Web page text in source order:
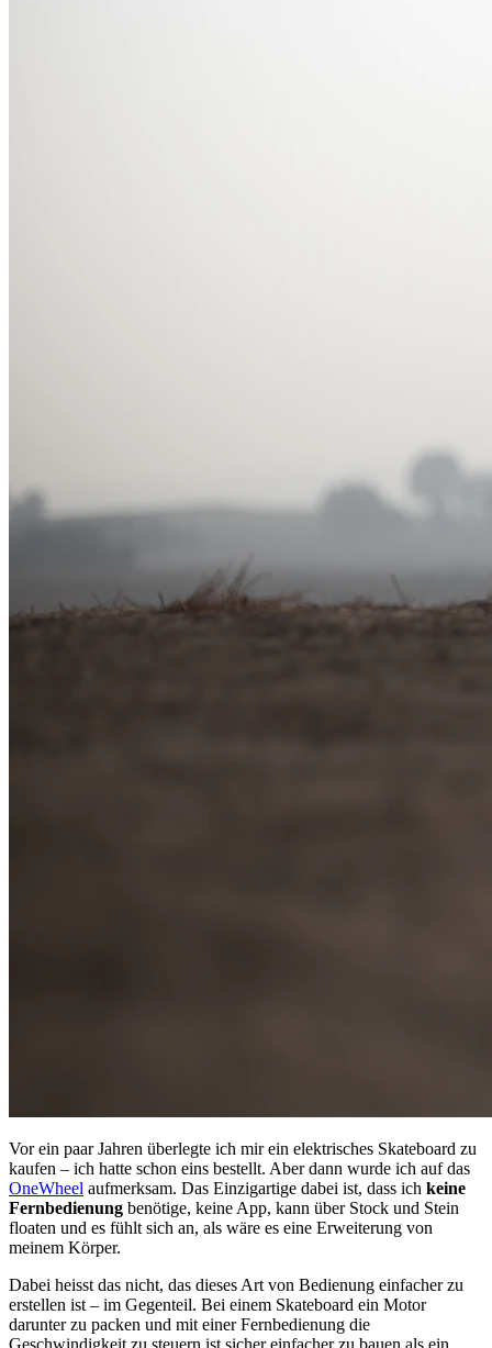
Vor ein paar Jahren überlegte ich mir ein elektrisches Skateboard zu
kaufen – ich hatte schon eins bestellt. Aber dann wurde ich auf das
OneWheel aufmerksam. Das Einzigartige dabei ist, dass ich keine
Fernbedienung benötige, keine App, kann über Stock und Stein
floaten und es fühlt sich an, als wäre es eine Erweiterung von
meinem Körper.
Dabei heisst das nicht, das dieses Art von Bedienung einfacher zu
erstellen ist – im Gegenteil. Bei einem Skateboard ein Motor
darunter zu packen und mit einer Fernbedienung die
Geschwindigkeit zu steuern ist sicher einfacher zu bauen als ein